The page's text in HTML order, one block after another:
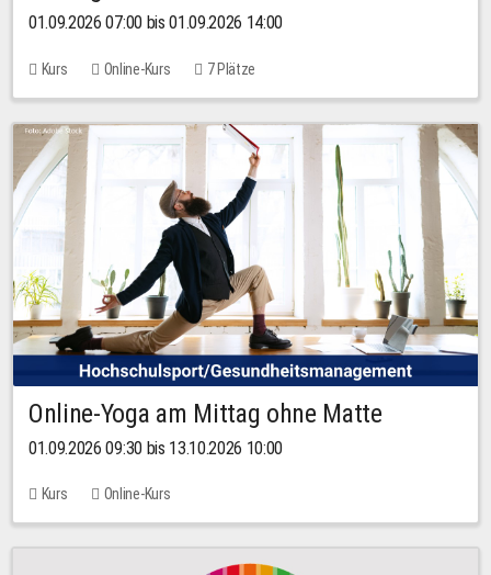
01.09.2026 07:00 bis 01.09.2026 14:00
Kurs Online-Kurs 7 Plätze
Online-Yoga am Mittag ohne Matte
01.09.2026 09:30 bis 13.10.2026 10:00
Kurs Online-Kurs